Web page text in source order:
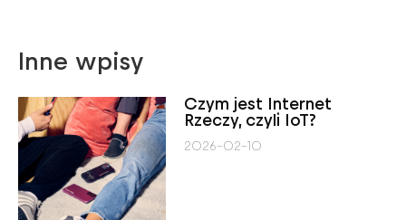
Inne wpisy
Czym jest Internet
Rzeczy, czyli IoT?
2026-02-10